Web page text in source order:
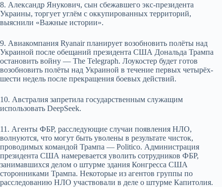
8. Александр Янукович, сын сбежавшего экс-президента
Украины, торгует углём с оккупированных территорий,
выяснили «Важные истории».
9. Авиакомпания Ryanair планирует возобновить полёты над
Украиной после обещаний президента США Дональда Трампа
остановить войну — The Telegraph. Лоукостер будет готов
возобновить полёты над Украиной в течение первых четырёх-
шести недель после прекращения боевых действий.
10. Австралия запретила государственным служащим
использовать DeepSeek.
11. Агенты ФБР, расследующие случаи появления НЛО,
волнуются, что могут быть уволены в результате чисток,
проводимых командой Трампа — Politico. Администрация
президента США намеревается уволить сотрудников ФБР,
занимавшихся делом о штурме здания Конгресса США
сторонниками Трампа. Некоторые из агентов группы по
расследованию НЛО участвовали в деле о штурме Капитолия.